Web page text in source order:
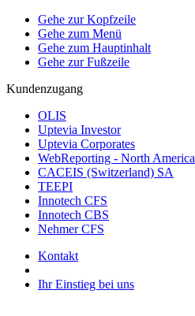
Gehe zur Kopfzeile
Gehe zum Menü
Gehe zum Hauptinhalt
Gehe zur Fußzeile
Kundenzugang
OLIS
Uptevia Investor
Uptevia Corporates
WebReporting - North America
CACEIS (Switzerland) SA
TEEPI
Innotech CFS
Innotech CBS
Nehmer CFS
Kontakt
Ihr Einstieg bei uns